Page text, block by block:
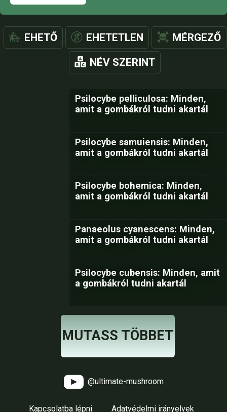
EHETŐ EHETETLEN MÉRGEZŐ
NÉV SZERINT
Psilocybe pelliculosa: Minden,
amit a gombákról tudni akartál
Psilocybe samuiensis: Minden,
amit a gombákról tudni akartál
Psilocybe bohemica: Minden,
amit a gombákról tudni akartál
Panaeolus cyanescens: Minden,
amit a gombákról tudni akartál
Psilocybe cubensis: Minden, amit
a gombákról tudni akartál
MUTASS TÖBBET
@ultimate-mushroom
Kapcsolatba lépni Adatvédelmi irányelvek